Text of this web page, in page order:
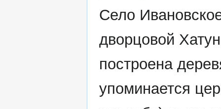
Село
дворцовой
построена
упоминается